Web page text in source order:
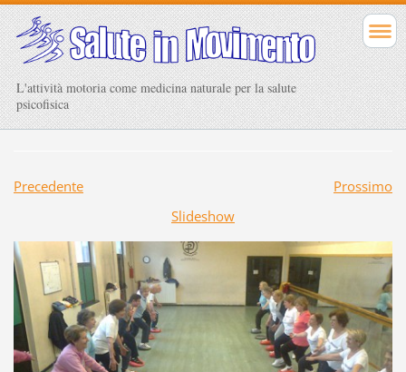
L'attività motoria come medicina naturale per la salute
psicofisica
Precedente
Prossimo
Slideshow